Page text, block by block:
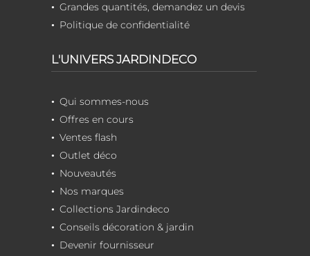
Grandes quantités, demandez un devis
Politique de confidentialité
L'UNIVERS JARDINDECO
Qui sommes-nous
Offres en cours
Ventes flash
Outlet déco
Nouveautés
Nos marques
Collections Jardindeco
Conseils décoration & jardin
Devenir fournisseur